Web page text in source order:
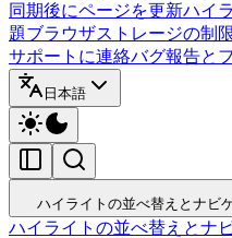
同期後にページを更新ハイ
題ブラウザストレージの制
サポートに連絡バグ報告と
日本語
ハイライトの並べ替えとナビ
ハイライトの並べ替えとナ